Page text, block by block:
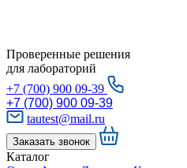
Проверенные решения
для лабораторий
+7 (700) 900 09-39
+7 (700) 900 09-39
tautest@mail.ru
Заказать звонок
Каталог